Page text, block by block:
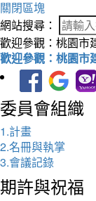
關閉區塊
網站搜尋：
歡迎參觀：桃園市
歡迎參觀：桃園市
委員會組織
1.計畫
2.名冊與執掌
3.會議記錄
期許與祝福